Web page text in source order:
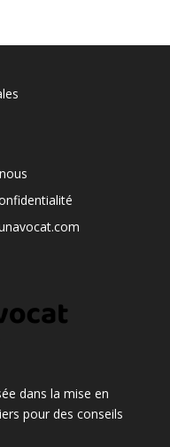
dans la mise en
pour des conseils